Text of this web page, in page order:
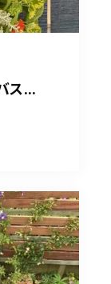
ス...